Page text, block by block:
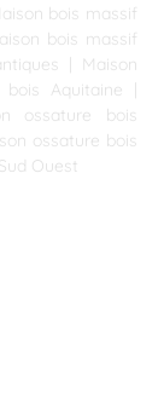
bois massif
bois massif
|
Maison
bois Aquitaine |
ossature bois
ossature bois
Ouest